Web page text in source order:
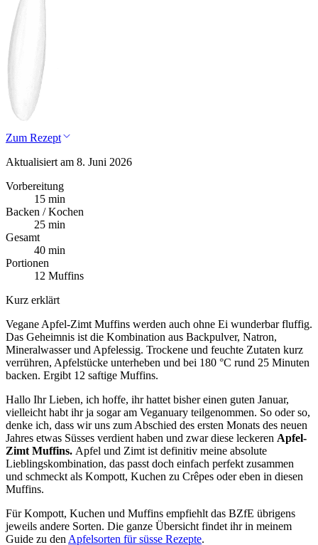
Zum Rezept
Aktualisiert am 8. Juni 2026
Vorbereitung
15 min
Backen / Kochen
25 min
Gesamt
40 min
Portionen
12 Muffins
Kurz erklärt
Vegane Apfel-Zimt Muffins werden auch ohne Ei wunderbar fluffig.
Das Geheimnis ist die Kombination aus Backpulver, Natron,
Mineralwasser und Apfelessig. Trockene und feuchte Zutaten kurz
verrühren, Apfelstücke unterheben und bei 180 °C rund 25 Minuten
backen. Ergibt 12 saftige Muffins.
Hallo Ihr Lieben, ich hoffe, ihr hattet bisher einen guten Januar,
vielleicht habt ihr ja sogar am Veganuary teilgenommen. So oder so,
denke ich, dass wir uns zum Abschied des ersten Monats des neuen
Jahres etwas Süsses verdient haben und zwar diese leckeren Apfel-
Zimt Muffins. Apfel und Zimt ist definitiv meine absolute
Lieblingskombination, das passt doch einfach perfekt zusammen
und schmeckt als Kompott, Kuchen zu Crêpes oder eben in diesen
Muffins.
Für Kompott, Kuchen und Muffins empfiehlt das BZfE übrigens
jeweils andere Sorten. Die ganze Übersicht findet ihr in meinem
Guide zu den Apfelsorten für süsse Rezepte.